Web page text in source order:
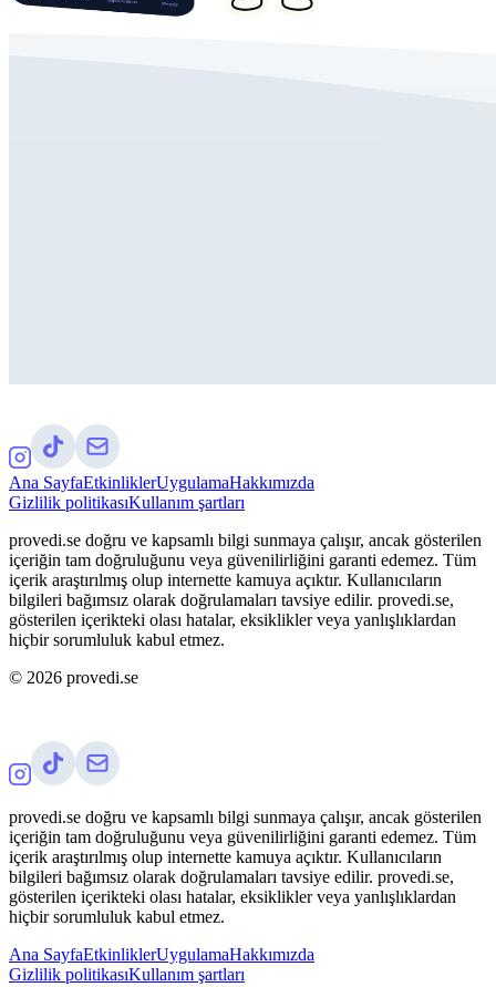
Ana SayfaEtkinliklerUygulamaHakkımızda
Gizlilik politikasıKullanım şartları
provedi.se doğru ve kapsamlı bilgi sunmaya çalışır, ancak gösterilen
içeriğin tam doğruluğunu veya güvenilirliğini garanti edemez. Tüm
içerik araştırılmış olup internette kamuya açıktır. Kullanıcıların
bilgileri bağımsız olarak doğrulamaları tavsiye edilir. provedi.se,
gösterilen içerikteki olası hatalar, eksiklikler veya yanlışlıklardan
hiçbir sorumluluk kabul etmez.
© 2026 provedi.se
provedi.se doğru ve kapsamlı bilgi sunmaya çalışır, ancak gösterilen
içeriğin tam doğruluğunu veya güvenilirliğini garanti edemez. Tüm
içerik araştırılmış olup internette kamuya açıktır. Kullanıcıların
bilgileri bağımsız olarak doğrulamaları tavsiye edilir. provedi.se,
gösterilen içerikteki olası hatalar, eksiklikler veya yanlışlıklardan
hiçbir sorumluluk kabul etmez.
Ana SayfaEtkinliklerUygulamaHakkımızda
Gizlilik politikasıKullanım şartları